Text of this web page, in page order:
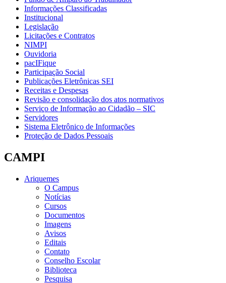
Informações Classificadas
Institucional
Legislação
Licitações e Contratos
NIMPI
Ouvidoria
pacIFique
Participação Social
Publicações Eletrônicas SEI
Receitas e Despesas
Revisão e consolidação dos atos normativos
Serviço de Informação ao Cidadão – SIC
Servidores
Sistema Eletrônico de Informações
Proteção de Dados Pessoais
CAMPI
Ariquemes
O Campus
Notícias
Cursos
Documentos
Imagens
Avisos
Editais
Contato
Conselho Escolar
Biblioteca
Pesquisa